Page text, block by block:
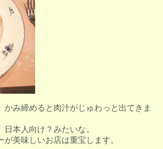
み締めると肉汁がじゅわっと出てきま
本人向け？みたいな。
美味しいお店は重宝します。